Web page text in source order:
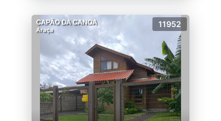
CAPÃO DA CANOA
Araça
11952